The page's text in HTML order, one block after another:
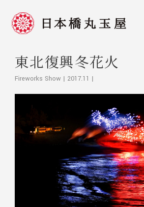
東北復興冬花火
Fireworks Show | 2017.11 |